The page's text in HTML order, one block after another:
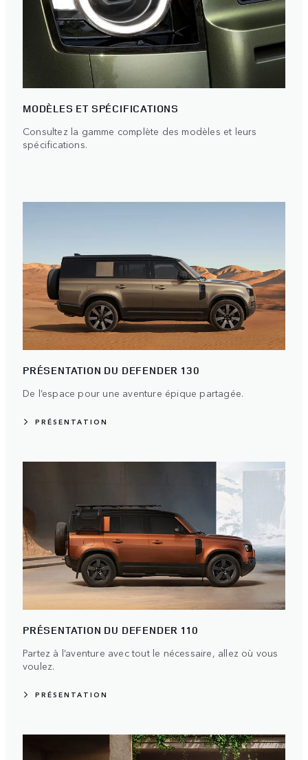
MODÈLES ET SPÉCIFICATIONS
Consultez la gamme complète des modèles et leurs
spécifications.
PRÉSENTATION DU DEFENDER 130
De l’espace pour une aventure épique partagée.
PRÉSENTATION
PRÉSENTATION DU DEFENDER 110
Partez à l’aventure avec tout le nécessaire, allez où vous
voulez.
PRÉSENTATION